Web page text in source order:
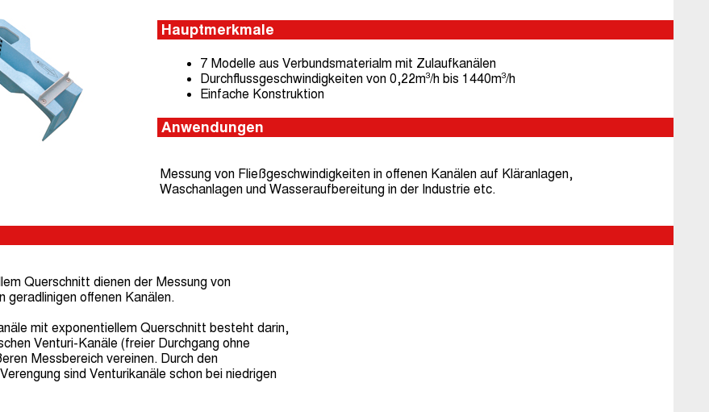
Hauptmerkmale
7 Modelle aus Verbundsmaterialm mit Zulaufkanälen
Durchflussgeschwindigkeiten von 0,22m³/h bis 1440m³/h
Einfache Konstruktion
Anwendungen
Messung von Fließgeschwindigkeiten in offenen Kanälen auf Kläranlagen,
Waschanlagen und Wasseraufbereitung in der Industrie etc.
Querschnitt dienen der Messung von
geradlinigen offenen Kanälen.
mit exponentiellem Querschnitt besteht darin,
Venturi-Kanäle (freier Durchgang ohne
Messbereich vereinen. Durch den
sind Venturikanäle schon bei niedrigen